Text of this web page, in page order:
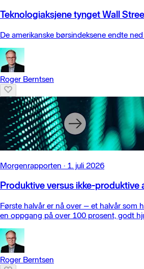
Teknologiaksjene tynget Wall
De amerikanske børsindeksene endte
Roger Berntsen
Morgenrapporten · 1. juli 2026
Produktive versus ikke-produktive
Første halvår er nå over – et halvår som
en oppgang på over 100 prosent, godt
Roger Berntsen